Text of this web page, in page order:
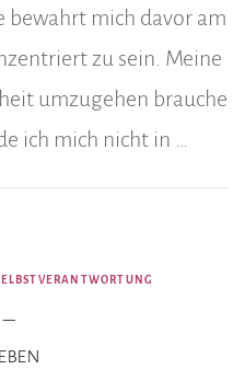
bewahrt mich davor am
zu sein. Meine
umzugehen brauche
ich mich nicht in …